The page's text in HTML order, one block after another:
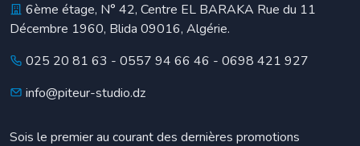
6ème étage, N° 42, Centre EL BARAKA Rue du 11
Décembre 1960, Blida 09016, Algérie.
025 20 81 63 - 0557 94 66 46 - 0698 421 927
info@piteur-studio.dz
Sois le premier au courant des dernières promotions